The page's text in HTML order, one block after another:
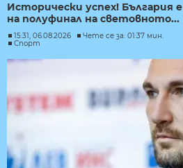
Исторически успех! България е
на полуфинал на световното...
15:31, 06.08.2026
Чете се за: 01:37 мин.
Спорт